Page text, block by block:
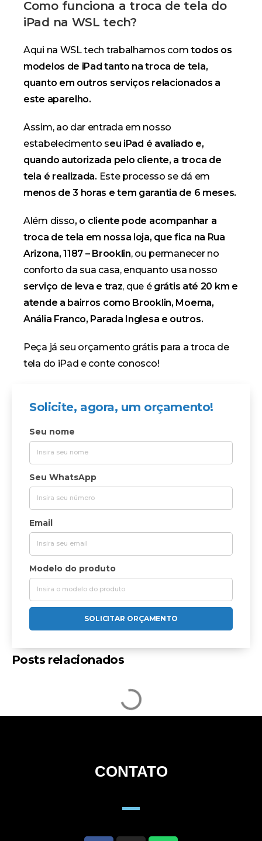
Como funciona a troca de tela do
iPad na WSL tech?
Aqui na WSL tech trabalhamos comtodos os
modelos de iPad tanto na troca de tela,
quanto em outros serviços relacionados a
este aparelho.
Assim, ao dar entrada em nosso
estabelecimento seu iPad é avaliado e,
quando autorizada pelo cliente, a troca de
tela é realizada. Este processo se dá em
menos de 3 horas e tem garantia de 6 meses.
Além disso, o cliente pode acompanhar a
troca de tela em nossa loja, que fica na Rua
Arizona, 1187 – Brooklin, ou permanecer no
conforto da sua casa, enquanto usa nosso
serviço de leva e traz, que égrátis até 20 km e
atende a bairros como Brooklin, Moema,
Anália Franco, Parada Inglesa e outros.
Peça já seu orçamento grátis para a troca de
tela do iPad e conte conosco!
Solicite, agora, um orçamento!
Seu nome
Seu WhatsApp
Email
Modelo do produto
SOLICITAR ORÇAMENTO
Posts relacionados
CONTATO